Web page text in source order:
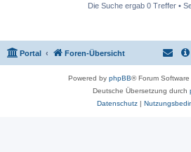
Die Suche ergab 0 Treffer •
Portal Foren-Übersicht
Powered by phpBB® Forum
Deutsche Übersetzung durch
Datenschutz|